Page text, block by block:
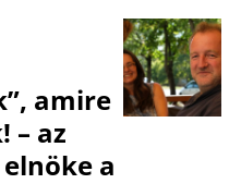
amire
– az
a